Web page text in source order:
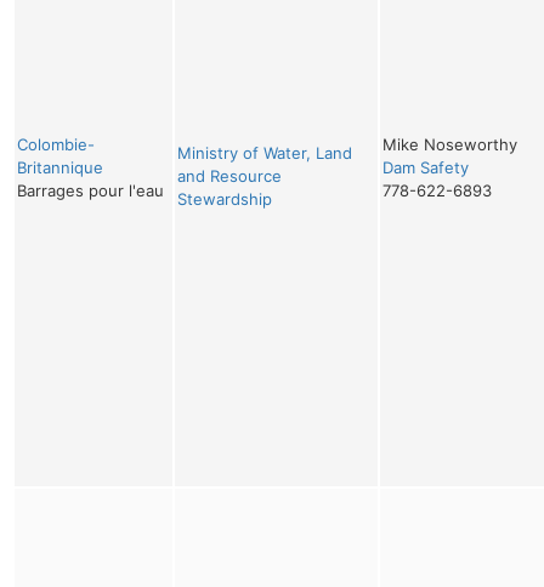
Colombie-
Britannique
Barrages pour l'eau
Ministry of Water, Land
and Resource
Stewardship
Mike Noseworthy
Dam Safety
778-622-6893